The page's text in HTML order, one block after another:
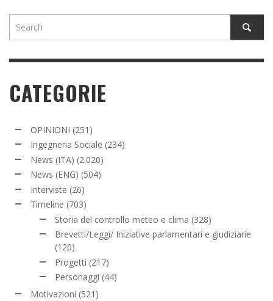
CATEGORIE
OPINIONI (251)
Ingegneria Sociale (234)
News (ITA) (2.020)
News (ENG) (504)
Interviste (26)
Timeline (703)
Storia del controllo meteo e clima (328)
Brevetti/Leggi/ Iniziative parlamentari e giudiziarie
(120)
Progetti (217)
Personaggi (44)
Motivazioni (521)